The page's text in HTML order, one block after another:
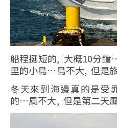
船程挺短的, 大概10分
里的小島…島不大, 但是
冬天來到海邊真的是受
的…風不大, 但是第二天